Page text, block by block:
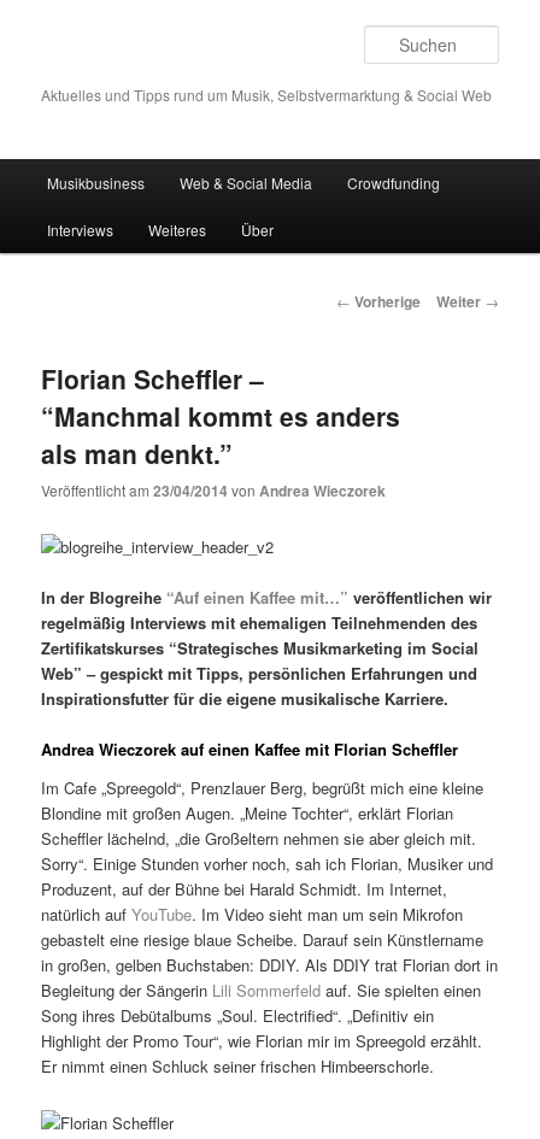
Aktuelles und Tipps rund um Musik, Selbstvermarktung & Social Web
Zum
Inhalt
Musikbusiness Web & Social Media Crowdfunding
Interviews Weiteres Über
Beitrags-
← Vorherige Weiter →
Florian Scheffler –
“Manchmal kommt es anders
als man denkt.”
Veröffentlicht am23/04/2014von Andrea Wieczorek
In der Blogreihe “Auf einen Kaffee mit…” veröffentlichen wir
regelmäßig Interviews mit ehemaligen Teilnehmenden des
Zertifikatskurses “Strategisches Musikmarketing im Social
Web” – gespickt mit Tipps, persönlichen Erfahrungen und
Inspirationsfutter für die eigene musikalische Karriere.
Andrea Wieczorek auf einen Kaffee mit Florian Scheffler
Im Cafe „Spreegold“, Prenzlauer Berg, begrüßt mich eine kleine
Blondine mit großen Augen. „Meine Tochter“, erklärt Florian
Scheffler lächelnd, „die Großeltern nehmen sie aber gleich mit.
Sorry“. Einige Stunden vorher noch, sah ich Florian, Musiker und
Produzent, auf der Bühne bei Harald Schmidt. Im Internet,
natürlich aufYouTube. Im Video sieht man um sein Mikrofon
gebastelt eine riesige blaue Scheibe. Darauf sein Künstlername
in großen, gelben Buchstaben: DDIY. Als DDIY trat Florian dort in
Begleitung der Sängerin Lili Sommerfeld auf. Sie spielten einen
Song ihres Debütalbums „Soul. Electrified“. „Definitiv ein
Highlight der Promo Tour“, wie Florian mir im Spreegold erzählt.
Er nimmt einen Schluck seiner frischen Himbeerschorle.